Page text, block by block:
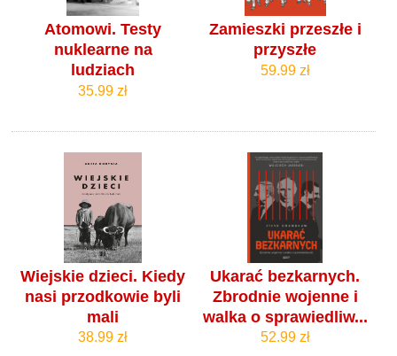
Atomowi. Testy
nuklearne na
ludziach
35.99 zł
Zamieszki przeszłe i
przyszłe
59.99 zł
Wiejskie dzieci. Kiedy
nasi przodkowie byli
mali
38.99 zł
Ukarać bezkarnych.
Zbrodnie wojenne i
walka o sprawiedliw...
52.99 zł